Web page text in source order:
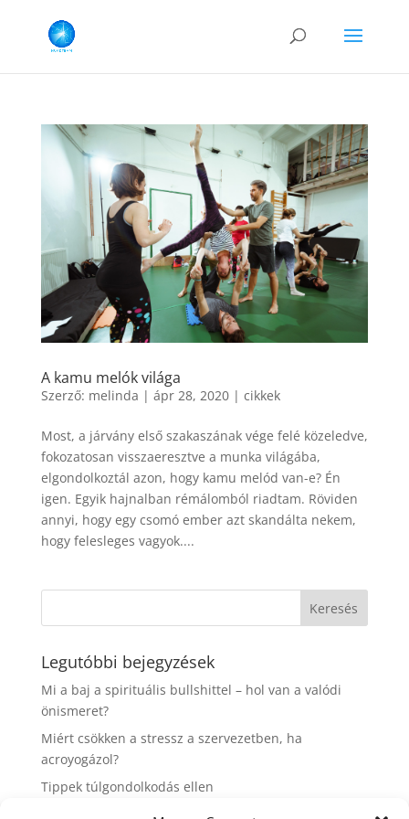
A kamu melók világa
Szerző: melinda | ápr 28, 2020| cikkek
Most, a járvány első szakaszának vége felé közeledve,
fokozatosan visszaeresztve a munka világába,
elgondolkoztál azon, hogy kamu melód van-e? Én
igen. Egyik hajnalban rémálomból riadtam. Röviden
annyi, hogy egy csomó ember azt skandálta nekem,
hogy felesleges vagyok....
Legutóbbi bejegyzések
Mi a baj a spirituális bullshittel – hol van a valódi
önismeret?
Miért csökken a stressz a szervezetben, ha
acroyogázol?
Tippek túlgondolkodás ellen
7 tipp az élhető élettempóért